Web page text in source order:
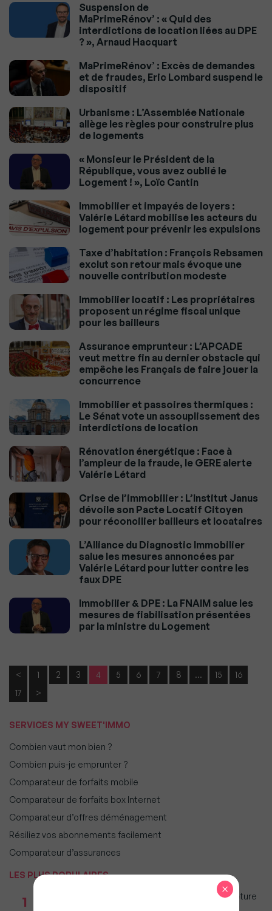
Suspension de
MaPrimeRénov’ : « Quid des
interdictions de location liées au DPE
? », Arnaud Hacquart
MaPrimeRénov’ : Excès de demandes
et de fraudes, Eric Lombard suspend le
dispositif
Urbanisme : L’Assemblée Nationale
allège les règles pour construire plus
de logements
« Monsieur le Président de la
République, vous avez oublié le
Logement ! », Loïc Cantin
Immobilier et impayés de loyers :
Valérie Létard mobilise les acteurs du
logement pour prévenir les expulsions
Taxe d’habitation : François Rebsamen
exclut son retour mais évoque une
nouvelle contribution modeste
Immobilier locatif : Les propriétaires
proposent un régime fiscal unique
pour les bailleurs
Assurance emprunteur : L’APCADE
veut mettre fin au dernier obstacle qui
empêche les Français de faire jouer la
concurrence
Immobilier et passoires thermiques :
Le Sénat vote un assouplissement des
interdictions de location
Rénovation énergétique : Face à
l’ampleur de la fraude, le GERE alerte
Valérie Létard
Crise de l’immobilier : L’Institut Janus
dévoile son Pacte Locatif Citoyen
pour réconcilier bailleurs et locataires
L’Alliance du Diagnostic Immobilier
salue les mesures annoncées par
Valérie Létard pour lutter contre les
faux DPE
Immobilier & DPE : La FNAIM salue les
mesures de fiabilisation présentées
par la ministre du Logement
< 1 2 3 4 5 6 7 8 … 15
16
17
>
SERVICES MY SWEET'IMMO
Combien vaut mon bien ?
Combien puis-je emprunter ?
Comparateur de forfaits mobile
Comparateur de forfaits box Internet
Comparateur d’offres déménagement
Résiliez vos abonnements facilement
Comparateur d’assurances
LES PLUS POPULAIRES
1
Taxe foncière 2026 : Ces grandes villes où la facture
×